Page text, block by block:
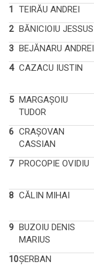
1
TEIRĂU ANDREI
2 BĂNICIOIU JESSUS
3 BEJĂNARU ANDREI
4 CAZACU IUSTIN
5 MARGAŞOIU
TUDOR
6 CRAŞOVAN
CASSIAN
7 PROCOPIE OVIDIU
8 CĂLIN MIHAI
9 BUZOIU DENIS
MARIUS
10ŞERBAN